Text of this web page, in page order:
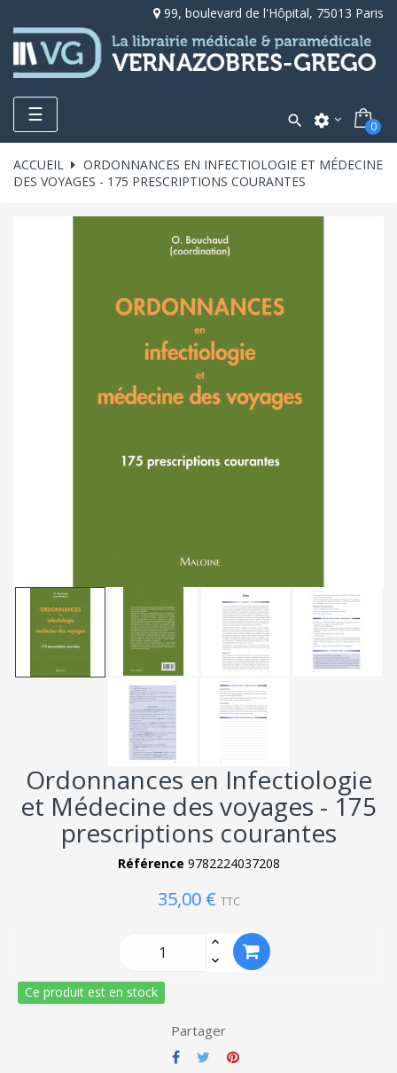
99, boulevard de l'Hôpital, 75013 Paris
Toggle
navigation
☰  settings 0
ACCUEIL
ORDONNANCES EN INFECTIOLOGIE ET MÉDECINE
DES VOYAGES - 175 PRESCRIPTIONS COURANTES
Ordonnances en Infectiologie
et Médecine des voyages - 175
prescriptions courantes
Référence 9782224037208
35,00 € TTC
Ce produit est en stock
Partager